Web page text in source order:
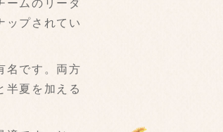
ームのリーダ
ップされてい
名です。両方
半夏を加える